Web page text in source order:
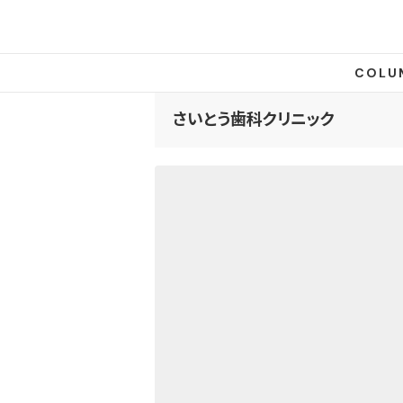
さいとう歯科クリニック